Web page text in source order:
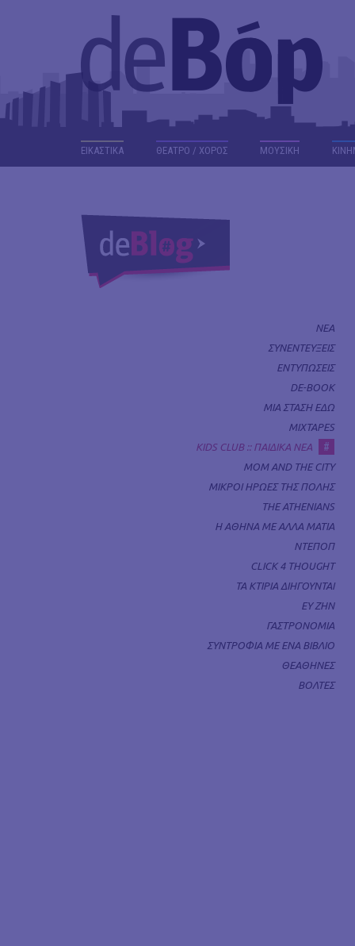
ΕΙΚΑΣΤΙΚΑ ΘΕΑΤΡΟ / ΧΟΡΟΣ ΜΟΥΣΙΚΗ
ΝΕΑ
ΣΥΝΕΝΤΕΥΞΕΙΣ
ΕΝΤΥΠΩΣΕΙΣ
DE-BOOK
ΜΙΑ ΣΤΑΣΗ ΕΔΩ
MIXTAPES
KIDS CLUB :: ΠΑΙΔΙΚΑ ΝΕΑ
#
MOM AND THE CITY
ΜΙΚΡΟΙ ΗΡΩΕΣ ΤΗΣ ΠΟΛΗΣ
THE ATHENIANS
Η ΑΘΗΝΑ ΜΕ ΑΛΛΑ ΜΑΤΙΑ
ΝΤΕΠΟΠ
CLICK 4 THOUGHT
ΤΑ ΚΤΙΡΙΑ ΔΙΗΓΟΥΝΤΑΙ
ΕΥ ΖΗΝ
ΓΑΣΤΡΟΝΟΜΙΑ
ΣΥΝΤΡΟΦΙΑ ΜΕ ΕΝΑ ΒΙΒΛΙΟ
ΘΕΑΘΗΝΕΣ
ΒΟΛΤΕΣ